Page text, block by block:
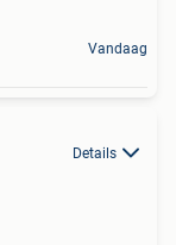
Vandaag
Details